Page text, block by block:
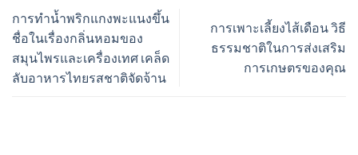
การทำน้ำพริกแกงพะแนงขึ้น
ชื่อในเรื่องกลิ่นหอมของ
สมุนไพรและเครื่องเทศ เคล็ด
ลับอาหารไทยรสชาติจัดจ้าน
การเพาะเลี้ยงไส้เดือน วิธี
ธรรมชาติในการส่งเสริม
การเกษตรของคุณ